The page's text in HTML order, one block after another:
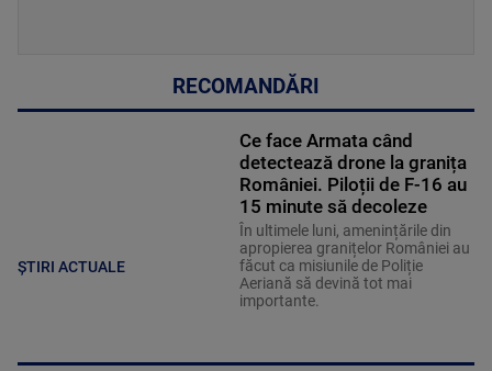
RECOMANDĂRI
ȘTIRI ACTUALE
Ce face Armata când
detectează drone la granița
României. Piloții de F-16 au
15 minute să decoleze
În ultimele luni, amenințările din
apropierea granițelor României au
făcut ca misiunile de Poliție
Aeriană să devină tot mai
importante.